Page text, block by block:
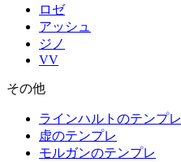
ロゼ
アッシュ
ジノ
VV
その他
ラインハルトのテンプレ
虚のテンプレ
モルガンのテンプレ